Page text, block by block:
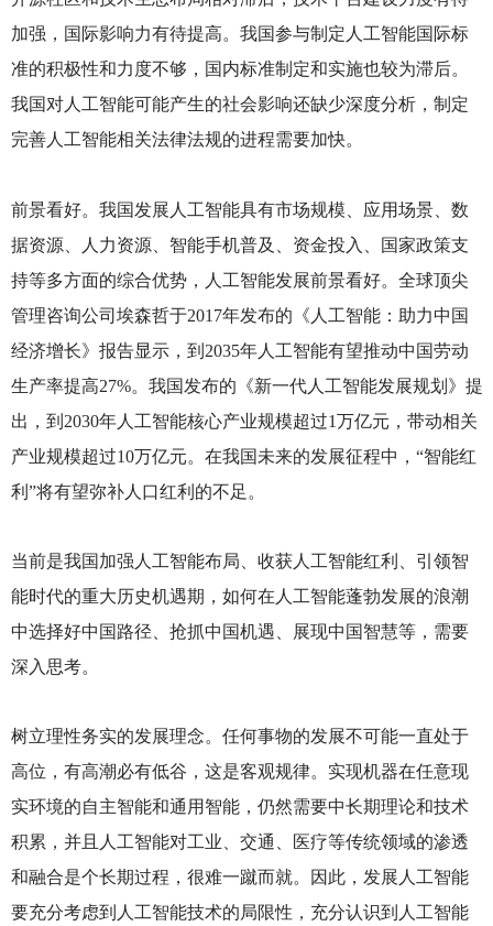
加强，国际影响力有待提高。我国参与制定人工智能国际标
准的积极性和力度不够，国内标准制定和实施也较为滞后。
我国对人工智能可能产生的社会影响还缺少深度分析，制定
完善人工智能相关法律法规的进程需要加快。
前景看好。我国发展人工智能具有市场规模、应用场景、数
据资源、人力资源、智能手机普及、资金投入、国家政策支
持等多方面的综合优势，人工智能发展前景看好。全球顶尖
管理咨询公司埃森哲于2017年发布的《人工智能：助力中国
经济增长》报告显示，到2035年人工智能有望推动中国劳动
生产率提高27%。我国发布的《新一代人工智能发展规划》提
出，到2030年人工智能核心产业规模超过1万亿元，带动相关
产业规模超过10万亿元。在我国未来的发展征程中，“智能红
利”将有望弥补人口红利的不足。
当前是我国加强人工智能布局、收获人工智能红利、引领智
能时代的重大历史机遇期，如何在人工智能蓬勃发展的浪潮
中选择好中国路径、抢抓中国机遇、展现中国智慧等，需要
深入思考。
树立理性务实的发展理念。任何事物的发展不可能一直处于
高位，有高潮必有低谷，这是客观规律。实现机器在任意现
实环境的自主智能和通用智能，仍然需要中长期理论和技术
积累，并且人工智能对工业、交通、医疗等传统领域的渗透
和融合是个长期过程，很难一蹴而就。因此，发展人工智能
要充分考虑到人工智能技术的局限性，充分认识到人工智能